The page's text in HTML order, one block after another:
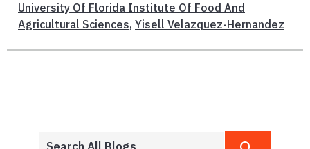
University Of Florida Institute Of Food And
Agricultural Sciences, Yisell Velazquez-Hernandez